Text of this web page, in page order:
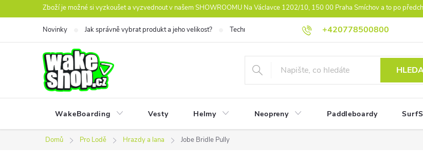
na
Zboží je možné si vyzkoušet a vyzvednout v našem SHOWROOMU Na Václavce 1202/10, 150 00 Praha Smíchov a to po
+420778500800
Novinky Jak správně vybrat produkt a jeho velikost? Technologie Athlet Driven Inovation Práva z vad
WakeBoarding Vesty Helmy Neopreny Paddleboardy
Domů Pro Lodě Hrazdy a lana Jobe Bridle Pully